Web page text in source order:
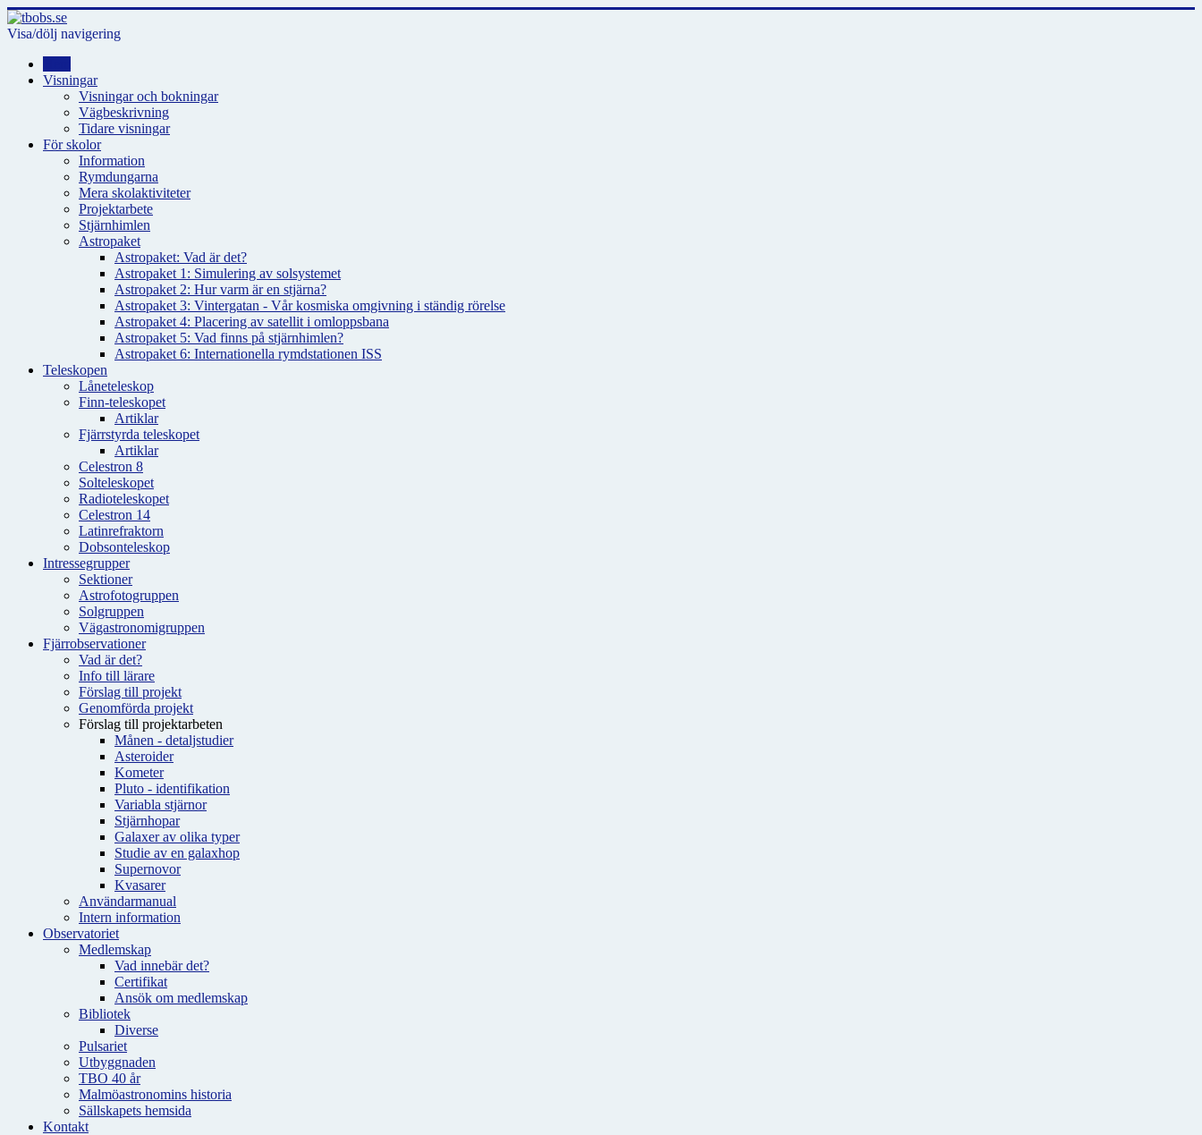
Visa/dölj navigering
Visningar
Visningar och bokningar
Vägbeskrivning
Tidare visningar
För skolor
Information
Rymdungarna
Mera skolaktiviteter
Projektarbete
Stjärnhimlen
Astropaket
Astropaket: Vad är det?
Astropaket 1: Simulering av solsystemet
Astropaket 2: Hur varm är en stjärna?
Astropaket 3: Vintergatan - Vår kosmiska omgivning i ständig rörelse
Astropaket 4: Placering av satellit i omloppsbana
Astropaket 5: Vad finns på stjärnhimlen?
Astropaket 6: Internationella rymdstationen ISS
Teleskopen
Låneteleskop
Finn-teleskopet
Artiklar
Fjärrstyrda teleskopet
Artiklar
Celestron 8
Solteleskopet
Radioteleskopet
Celestron 14
Latinrefraktorn
Dobsonteleskop
Intressegrupper
Sektioner
Astrofotogruppen
Solgruppen
Vägastronomigruppen
Fjärrobservationer
Vad är det?
Info till lärare
Förslag till projekt
Genomförda projekt
Förslag till projektarbeten
Månen - detaljstudier
Asteroider
Kometer
Pluto - identifikation
Variabla stjärnor
Stjärnhopar
Galaxer av olika typer
Studie av en galaxhop
Supernovor
Kvasarer
Användarmanual
Intern information
Observatoriet
Medlemskap
Vad innebär det?
Certifikat
Ansök om medlemskap
Bibliotek
Diverse
Pulsariet
Utbyggnaden
TBO 40 år
Malmöastronomins historia
Sällskapets hemsida
Kontakt